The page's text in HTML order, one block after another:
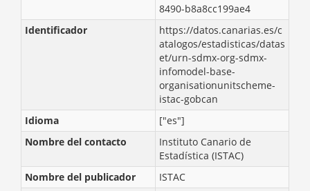
8490-b8a8cc199ae4
Identificador
https://datos.canarias.es/c
atalogos/estadisticas/datas
et/urn-sdmx-org-sdmx-
infomodel-base-
organisationunitscheme-
istac-gobcan
Idioma
["es"]
Nombre del contacto
Instituto Canario de
Estadística (ISTAC)
Nombre del publicador
ISTAC